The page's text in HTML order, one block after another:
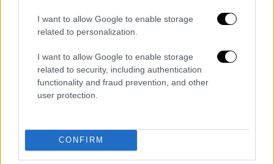
I want to allow Google to enable storage
related to personalization.
I want to allow Google to enable storage
related to security, including authentication
functionality and fraud prevention, and other
user protection.
CONFIRM
Έχασαν και τη σωστική λέμβο
εγκαταλείψουν την Καλλιόπη και να
επιβιβαστούν στη σωστική λέμβο που με
κόπο προσπαθούσαν να ελέγξουν. «Τότε ένα
σωστική βάρκα και αυτή χάθηκε με μιας στο
πέλαγος», έγραφαν οι ναυαγοί.